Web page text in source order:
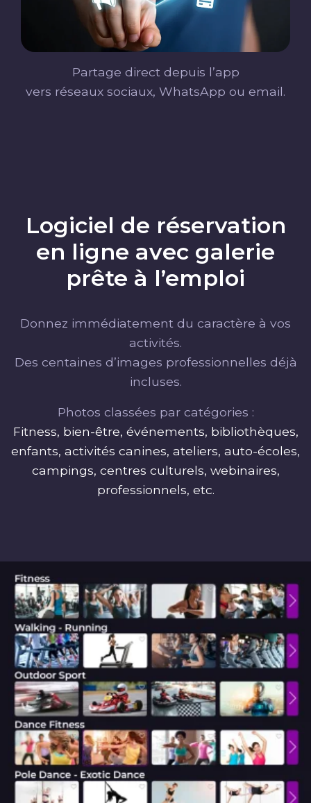
Partage direct depuis l’app
vers réseaux sociaux, WhatsApp ou email.
Logiciel de réservation
en ligne avec galerie
prête à l’emploi
Donnez immédiatement du caractère à vos
activités.
Des centaines d’images professionnelles déjà
incluses.
Photos classées par catégories :
Fitness, bien-être, événements, bibliothèques,
enfants, activités canines, ateliers, auto-écoles,
campings, centres culturels, webinaires,
professionnels, etc.